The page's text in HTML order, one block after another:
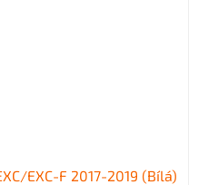
EXC-F 2017-2019 (Bílá)